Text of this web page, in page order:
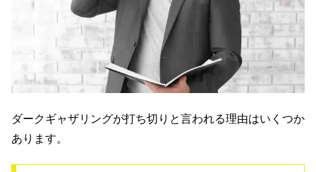
ダークギャザリングが打ち切りと言われる理由はいくつか
あります。